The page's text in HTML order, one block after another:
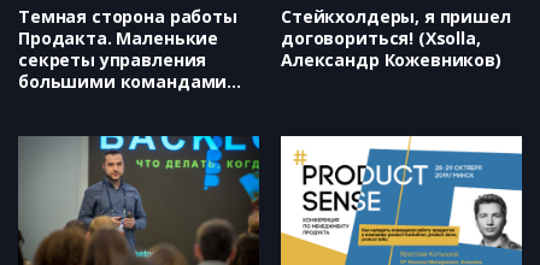
Темная сторона работы
Продакта. Маленькие
секреты управления
большими командами
Стейкхолдеры, я пришел
договориться! (Xsolla,
Александр Кожевников)